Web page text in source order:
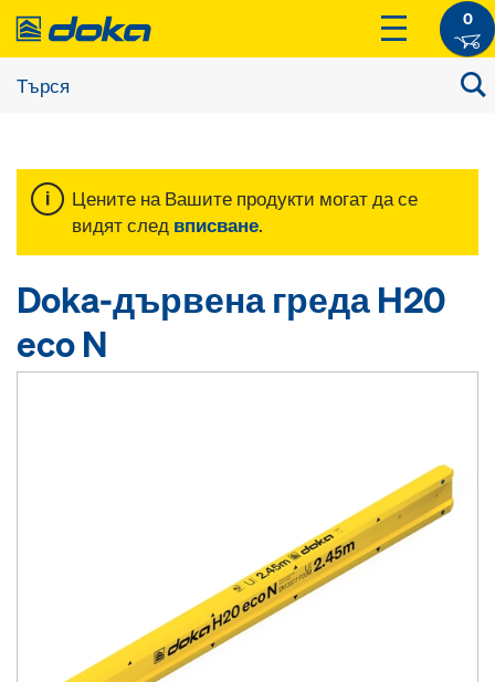
0
Цените на Вашите продукти могат да се
видят след вписване.
Doka-дървена греда H20
eco N